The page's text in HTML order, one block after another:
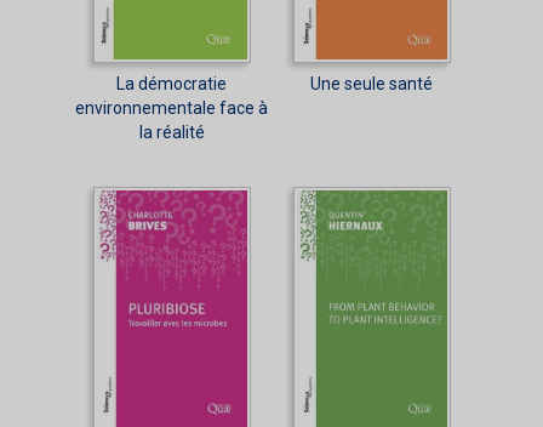
La démocratie
environnementale face à
la réalité
Une seule santé